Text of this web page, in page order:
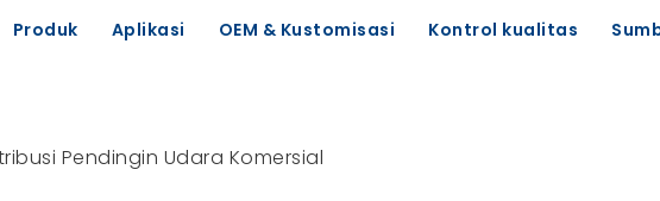
Produk Aplikasi OEM & Kustomisasi Kontrol kualitas
Pendingin Udara Komersial